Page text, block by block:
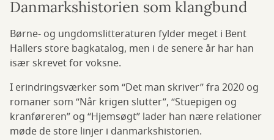
Danmarkshistorien som klangbund
Børne- og ungdomslitteraturen fylder meget i Bent
Hallers store bagkatalog, men i de senere år har han
især skrevet for voksne.
I erindringsværker som “Det man skriver” fra 2020 og
romaner som “Når krigen slutter”, “Stuepigen og
kranføreren” og “Hjemsøgt” lader han nære relationer
møde de store linjer i danmarkshistorien.